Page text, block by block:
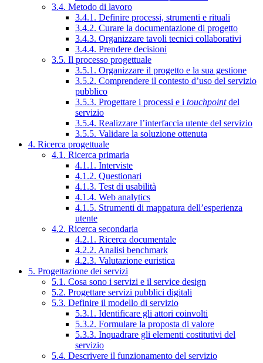
3.4. Metodo di lavoro
3.4.1. Definire processi, strumenti e rituali
3.4.2. Curare la documentazione di progetto
3.4.3. Organizzare tavoli tecnici collaborativi
3.4.4. Prendere decisioni
3.5. Il processo progettuale
3.5.1. Organizzare il progetto e la sua gestione
3.5.2. Comprendere il contesto d’uso del servizio
pubblico
3.5.3. Progettare i processi e i touchpointdel
servizio
3.5.4. Realizzare l’interfaccia utente del servizio
3.5.5. Validare la soluzione ottenuta
4. Ricerca progettuale
4.1. Ricerca primaria
4.1.1. Interviste
4.1.2. Questionari
4.1.3. Test di usabilità
4.1.4. Web analytics
4.1.5. Strumenti di mappatura dell’esperienza
utente
4.2. Ricerca secondaria
4.2.1. Ricerca documentale
4.2.2. Analisi benchmark
4.2.3. Valutazione euristica
5. Progettazione dei servizi
5.1. Cosa sono i servizi e il service design
5.2. Progettare servizi pubblici digitali
5.3. Definire il modello di servizio
5.3.1. Identificare gli attori coinvolti
5.3.2. Formulare la proposta di valore
5.3.3. Inquadrare gli elementi costitutivi del
servizio
5.4. Descrivere il funzionamento del servizio